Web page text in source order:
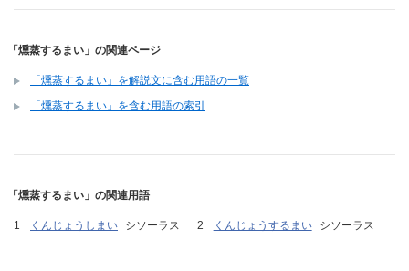
「燻蒸するまい」の関連ページ
「燻蒸するまい」を解説文に含む用語の一覧
「燻蒸するまい」を含む用語の索引
「燻蒸するまい」の関連用語
くんじょうしまい シソーラス くんじょうするまい シソーラス